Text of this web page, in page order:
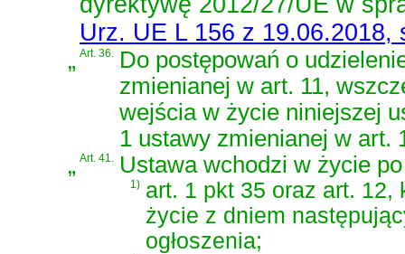
Urz. UE L 156 z 19.06.2018,
„Art. 36.
Do postępowań o
zmienianej w art. 11,
wejścia w życie niniejszej
1 ustawy zmienianej w art.
„Art. 41. Ustawa wchodzi w życie
1) art. 1 pkt 35 oraz art. 12,
życie z dniem
ogłoszenia;